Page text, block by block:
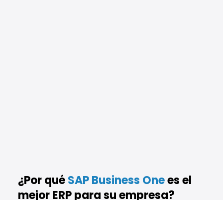
¿Por quéSAP Business Onees el
mejor ERP para su empresa?